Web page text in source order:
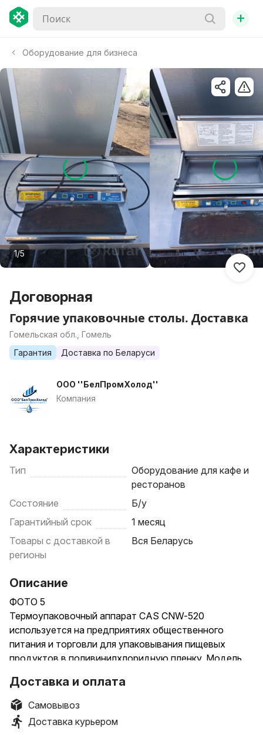
+
Оборудование для бизнеса
1/5
Договорная
Горячие упаковочные столы. Доставка
Гомельская обл., Гомель
Гарантия
Доставка по Беларуси
ООО ''БелПромХолод''
Компания
Характеристики
Тип
Оборудование для кафе и
ресторанов
Состояние
Б/у
Гарантийный срок
1 месяц
Товары с доставкой в
регионы
Вся Беларусь
Описание
ФОТО 5
Термоупаковочный аппарат CAS CNW-520
используется на предприятиях общественного
питания и торговли для упаковывания пищевых
продуктов в поливинилхлоридную пленку. Модель
пленку и аккуратно упаковать продукт.
Оборудование оснащено встроенным термостатом
и наружным расположением рулона.
Корпус выполнен из нержавеющей стали, покрытие
Доставка и оплата
Самовывоз
Доставка курьером